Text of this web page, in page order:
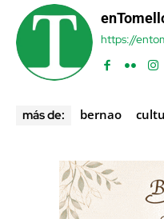
https://
más de: bernao